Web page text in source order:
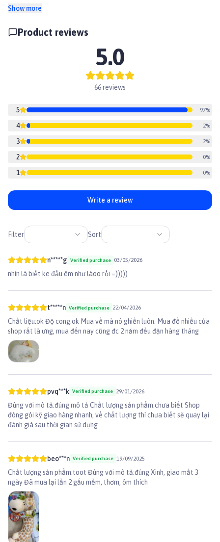
Sản xuất tại Việt Nam theo tiêu chuẩn xuất khẩu Nhật Bản
Chất liệu: Polyester.
👉Xem thêm các sản phẩm khác tạiPaddy.vn
#phukienchomeo #chamsocchomeo #dochoichomeo #thucung
#petshop #paddypetshop #dochoithucung #dochoichocho
#thunhoibong #thubong #thubongchocho #DoggyMan #goichocho
Show more
Product reviews
5.0
66 reviews
5 97%
4 2%
3 2%
2 0%
1 0%
Write a review
Filter Sort
n*****g Verified purchase 03/05/2026
nhìn là biết ke đầu êm như làoo rồi =)))))
t*****n Verified purchase 22/04/2026
Chất liệu:ok Độ cong:ok Mua về mà nó ghiền luôn. Mua đồ nhiều của
shop rất là ưng, mua đến nay cũng đc 2 năm đều đặn hàng tháng
pvq***k Verified purchase 29/01/2026
Đúng với mô tả:đúng mô tả Chất lượng sản phẩm:chưa biết Shop
đóng gói kỹ giao hàng nhanh, về chất lượng thì chưa biết sẽ quay lại
đánh giá sau thời gian sử dụng
beo***n Verified purchase 19/09/2025
Chất lượng sản phẩm:toot Đúng với mô tả:đúng Xinh, giao mất 3
ngày Đã mua lại lần 2 gấu mềm, thơm, ôm thích